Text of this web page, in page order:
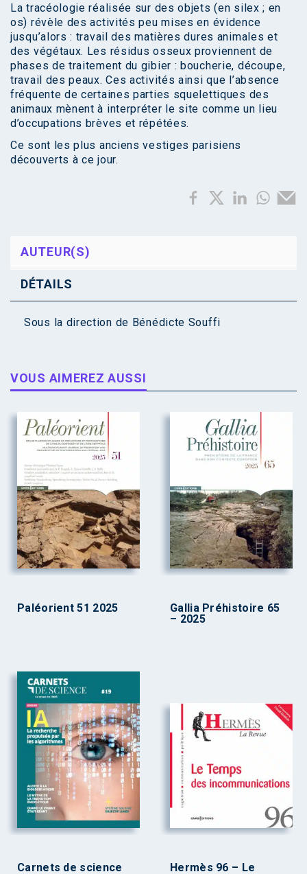
La tracéologie réalisée sur des objets (en silex ; en
os) révèle des activités peu mises en évidence
jusqu’alors : travail des matières dures animales et
des végétaux. Les résidus osseux proviennent de
phases de traitement du gibier : boucherie, découpe,
travail des peaux. Ces activités ainsi que l’absence
fréquente de certaines parties squelettiques des
animaux mènent à interpréter le site comme un lieu
d’occupations brèves et répétées.
Ce sont les plus anciens vestiges parisiens
découverts à ce jour.
AUTEUR(S)
DÉTAILS
Sous la direction de Bénédicte Souffi
VOUS AIMEREZ AUSSI
Paléorient 51 2025
Gallia Préhistoire 65
– 2025
Carnets de science
Hermès 96 – Le